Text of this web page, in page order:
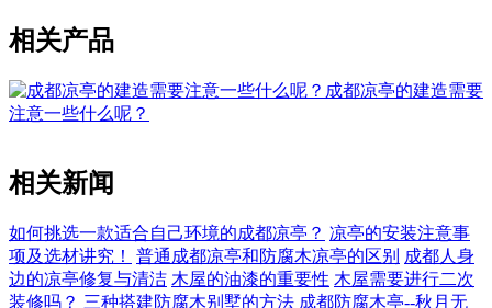
相关产品
成都凉亭的建造需要
注意一些什么呢？
相关新闻
如何挑选一款适合自己环境的成都凉亭？ 凉亭的安装注意事
项及选材讲究！
普通成都凉亭和防腐木凉亭的区别 成都人身
边的凉亭修复与清洁 木屋的油漆的重要性 木屋需要进行二次
装修吗？ 三种搭建防腐木别墅的方法 成都防腐木亭--秋月无